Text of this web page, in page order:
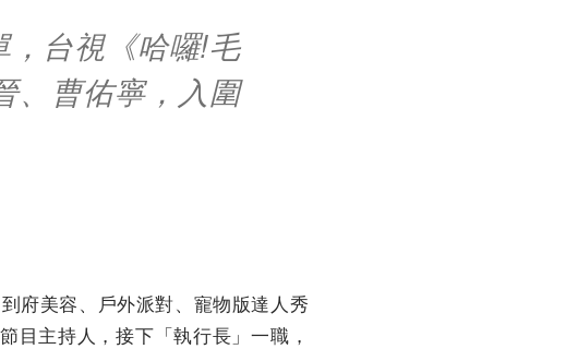
台視《哈囉!毛
、曹佑寧，入圍
府美容、戶外派對、寵物版達人秀
目主持人，接下「執行長」一職，